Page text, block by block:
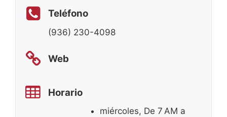
Teléfono
(936) 230-4098
Web
Horario
miércoles, De 7 AM a